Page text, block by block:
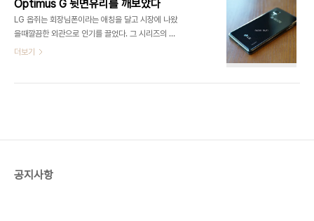
Optimus G 뒷면유리를 깨보았다
LG 옵쥐는 회장님폰이라는 애칭을 달고 시장에 나왔
을때깔끔한 외관으로 인기를 끌었다. 그 시리즈의 인
기를 업고 현재 G4까지 나와있는 상황이다. 난 옵쥐
더보기
공지사항